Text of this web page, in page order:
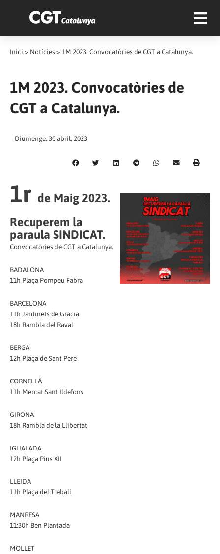
Inici > Notícies > 1M 2023. Convocatòries de CGT a Catalunya.
1M 2023. Convocatòries de
CGT a Catalunya.
Diumenge, 30 abril, 2023
1r de Maig 2023.
Recuperem la
paraula SINDICAT.
Convocatòries de CGT a Catalunya.
BADALONA
11h Plaça Pompeu Fabra
BARCELONA
11h Jardinets de Gràcia
18h Rambla del Raval
BERGA
12h Plaça de Sant Pere
CORNELLÀ
11h Mercat Sant Ildefons
GIRONA
18h Rambla de la Llibertat
IGUALADA
12h Plaça Pius XII
LLEIDA
11h Plaça del Treball
MANRESA
11:30h Ben Plantada
MOLLET